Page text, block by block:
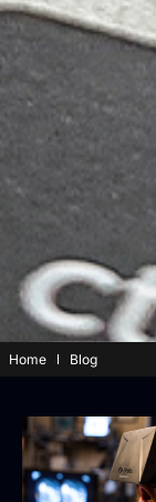
Home Blog